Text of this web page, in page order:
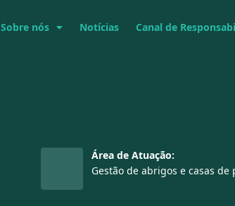
Sobre nós Notícias Canal de
Área de Atuação:
Gestão de abrigos e casas de